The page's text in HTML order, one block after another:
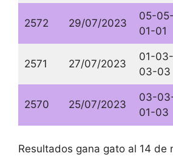
2572 29/07/2023
05-
01-01
2571 27/07/2023
01-
03-03
2570 25/07/2023
03-
01-03
Resultados gana gato al 14 de